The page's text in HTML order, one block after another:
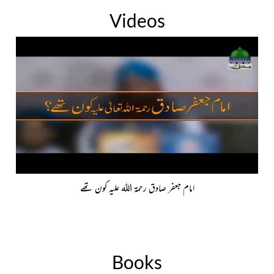
Videos
امام جعفر صادق رحمۃ اللہ علیہ کون تھے
Books